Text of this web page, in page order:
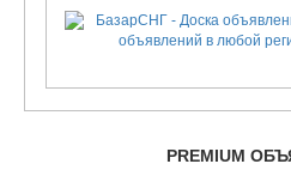
PREMIUM